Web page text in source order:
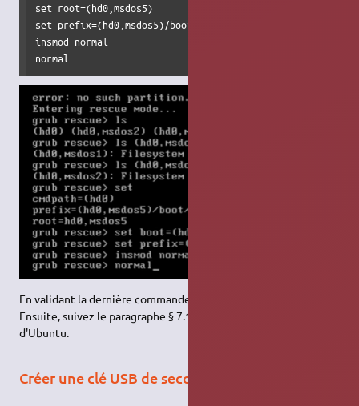
set root=(hd0,msdos5)
set prefix=(hd0,msdos5)/boot/grub
insmod normal
normal
En validant la dernière commande, Ubuntu va alors démarrer.
Ensuite, suivez le paragraphe § 7.1.2 pour réparer GRUB à partir
d'Ubuntu.
Créer une clé USB de secours